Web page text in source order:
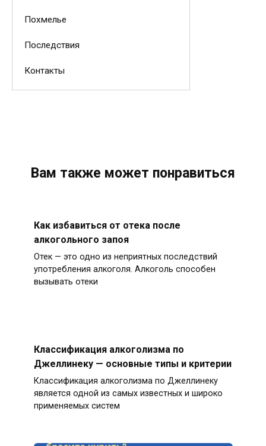
Похмелье
Последствия
Контакты
Вам также может понравиться
Как избавиться от отека после
алкогольного запоя
Отек — это одно из неприятных последствий
употребления алкоголя. Алкоголь способен
вызывать отеки
Классификация алкоголизма по
Джеллинеку — основные типы и критерии
Классификация алкоголизма по Джеллинеку
является одной из самых известных и широко
применяемых систем